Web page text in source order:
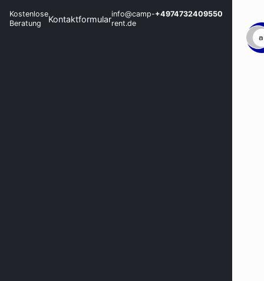
Kostenlose
Beratung
Kontaktformularinfo@camp-
rent.de
+4974732409550